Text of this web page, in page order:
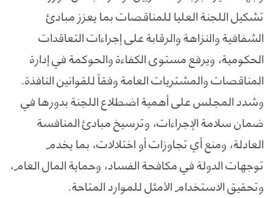
تشكيل اللجنة العليا للمناقصات بما يعزز مبادئ
الشفافية والنزاهة والرقابة على إجراءات التعاقدات
الحكومية، ويرفع مستوى الكفاءة والحوكمة في إدارة
المناقصات والمشتريات العامة وفقاً للقوانين النافذة.
وشدد المجلس على أهمية اضطلاع اللجنة بدورها في
ضمان سلامة الإجراءات، وترسيخ مبادئ المنافسة
العادلة، ومنع أي تجاوزات أو اختلالات، بما يخدم
توجهات الدولة في مكافحة الفساد، وحماية المال العام،
وتحقيق الاستخدام الأمثل للموارد المتاحة.